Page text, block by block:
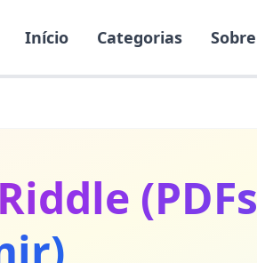
Início Categorias Sobre
(PDFs